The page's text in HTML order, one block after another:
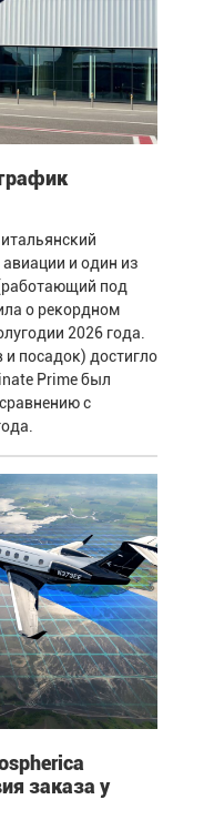
и один из
под
о рекордном
2026 года.
и посадок) достигло
Prime был
с
заказа у